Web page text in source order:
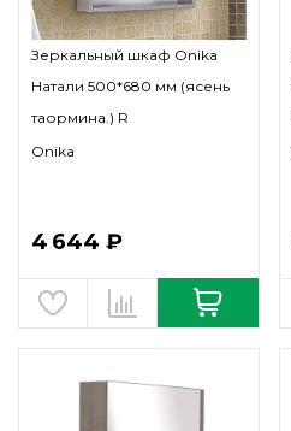
Зеркальный шкаф Onika
Натали 500*680 мм (ясень
таормина.) R
Onika
4 644 ₽